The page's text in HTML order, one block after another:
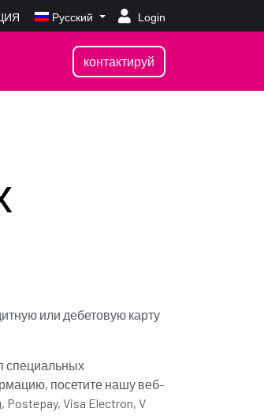
Login
Русский
контактируй
или дебетовую карту
специальных
посетите нашу веб-
Visa Electron, V